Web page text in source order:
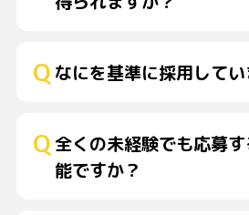
なにを基準に採用してい
全くの未経験でも応募
能ですか？